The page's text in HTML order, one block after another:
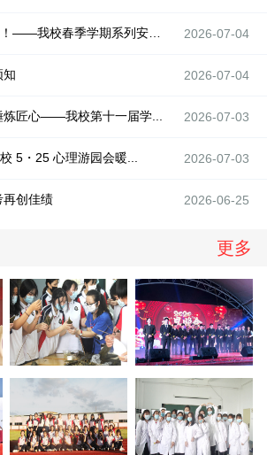
2026-07-04
知 2026-07-04
炼匠心——我校第十一届学... 2026-07-03
5・25 心理游园会暖... 2026-07-03
再创佳绩 2026-06-25
更多